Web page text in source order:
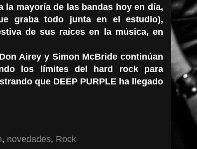
mayoría de las bandas hoy en día,
graba todo junta en el estudio),
de sus raíces en la música, en
Airey y Simon McBride continúan
los límites del hard rock para
que DEEP PURPLE ha llegado
, novedades, Rock